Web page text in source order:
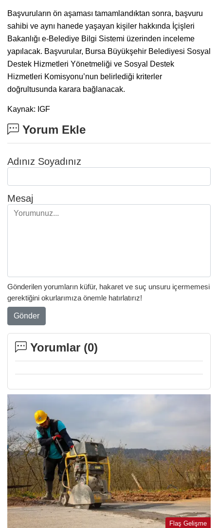
Başvuruların ön aşaması tamamlandıktan sonra, başvuru
sahibi ve aynı hanede yaşayan kişiler hakkında İçişleri
Bakanlığı e-Belediye Bilgi Sistemi üzerinden inceleme
yapılacak. Başvurular, Bursa Büyükşehir Belediyesi Sosyal
Destek Hizmetleri Yönetmeliği ve Sosyal Destek
Hizmetleri Komisyonu’nun belirlediği kriterler
doğrultusunda karara bağlanacak.
Kaynak: IGF
Yorum Ekle
Adınız Soyadınız
Mesaj
Gönderilen yorumların küfür, hakaret ve suç unsuru içermemesi
gerektiğini okurlarımıza önemle hatırlatırız!
Gönder
Yorumlar (0)
Flaş Gelişme